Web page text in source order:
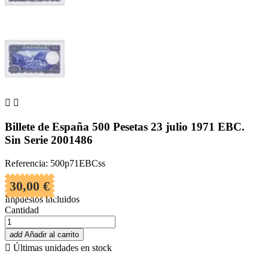
 
Billete de España 500 Pesetas 23 julio 1971 EBC.
Sin Serie 2001486
Referencia: 500p71EBCss
30,00 €
Impuestos incluidos
Cantidad
add Añadir al carrito
 Últimas unidades en stock